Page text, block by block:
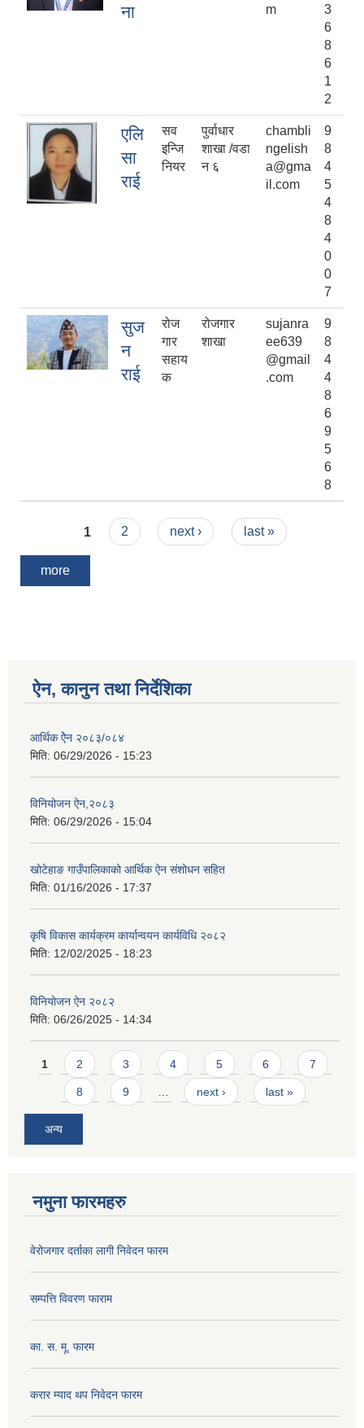
ना
m
3
6
8
6
1
2
एलि
सा
राई
सव
इन्जि
नियर
पुर्वाधार
शाखा /वडा
न‌ ६
chambli
ngelish
a@gma
il.com
9
8
4
5
4
8
4
0
0
7
सुज
न
राई
रोज
गार
सहाय
क
रोजगार
शाखा
sujanra
ee639
@gmail
.com
9
8
4
4
8
6
9
5
6
8
Pages
1 2 next › last »
more
ऐन, कानुन तथा निर्देशिका
आर्थिक ऐेन २०८३/०८४
मिति: 06/29/2026 - 15:23
विनियोजन ऐन,२०८३
मिति: 06/29/2026 - 15:04
खोटेहाङ गाउँपालिकाको आर्थिक ऐन संशोधन सहित
मिति: 01/16/2026 - 17:37
कृषि विकास कार्यक्रम कार्यान्वयन कार्यविधि २०८२
मिति: 12/02/2025 - 18:23
विनियोजन ऐन २०८२
मिति: 06/26/2025 - 14:34
Pages
1 2 3 4 5 6 7
8 9 next › last »
अन्य
नमुना फारमहरु
वेरोजगार दर्ताका लागी निवेदन फारम
सम्पत्ति विवरण फाराम
का. स. मू. फारम
करार म्याद थप निवेदन फारम